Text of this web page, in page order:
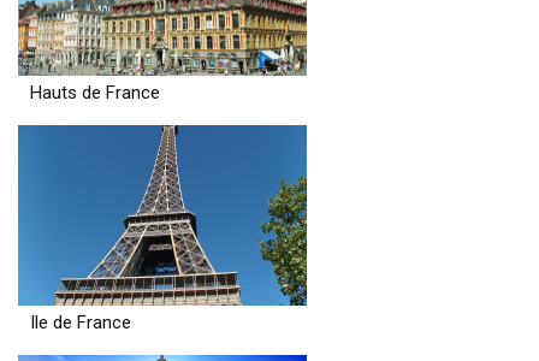
Hauts de France
Ile de France